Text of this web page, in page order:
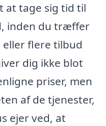
at tage sig tid til
inden du træffer
flere tilbud
dig ikke blot
priser, men
af de tjenester,
ejer ved, at